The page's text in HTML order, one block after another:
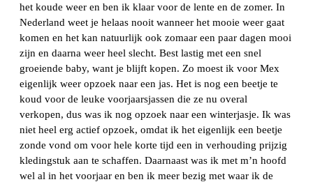
het koude weer en ben ik klaar voor de lente en de zomer. In
Nederland weet je helaas nooit wanneer het mooie weer gaat
komen en het kan natuurlijk ook zomaar een paar dagen mooi
zijn en daarna weer heel slecht. Best lastig met een snel
groeiende baby, want je blijft kopen. Zo moest ik voor Mex
eigenlijk weer opzoek naar een jas. Het is nog een beetje te
koud voor de leuke voorjaarsjassen die ze nu overal
verkopen, dus was ik nog opzoek naar een winterjasje. Ik was
niet heel erg actief opzoek, omdat ik het eigenlijk een beetje
zonde vond om voor hele korte tijd een in verhouding prijzig
kledingstuk aan te schaffen. Daarnaast was ik met m’n hoofd
wel al in het voorjaar en ben ik meer bezig met waar ik de